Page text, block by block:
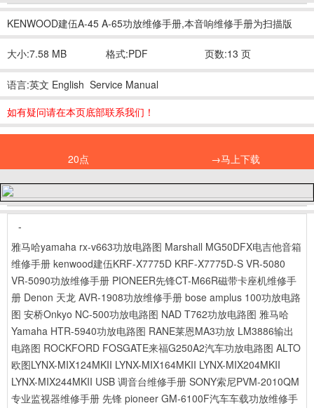
KENWOOD建伍A-45 A-65功放维修手册,本音响维修手册为扫描版
大小:7.58 MB 格式:PDF 页数:13 页
语言:英文 English Service Manual
如有疑问请在本页底部联系我们！
20点 →马上下载
-
雅马哈yamaha rx-v663功放电路图 Marshall MG50DFX电吉他音箱
维修手册 kenwood建伍KRF-X7775D KRF-X7775D-S VR-5080
VR-5090功放维修手册 PIONEER先锋CT-M66R磁带卡座机维修手
册 Denon 天龙 AVR-1908功放维修手册 bose amplus 100功放电路
图 安桥Onkyo NC-500功放电路图 NAD T762功放电路图 雅马哈
Yamaha HTR-5940功放电路图 RANE莱恩MA3功放 LM3886输出
电路图 ROCKFORD FOSGATE来福G250A2汽车功放电路图 ALTO
欧图LYNX-MIX124MKII LYNX-MIX164MKII LYNX-MIX204MKII
LYNX-MIX244MKII USB 调音台维修手册 SONY索尼PVM-2010QM
专业监视器维修手册 先锋 pioneer GM-6100F汽车车载功放维修手